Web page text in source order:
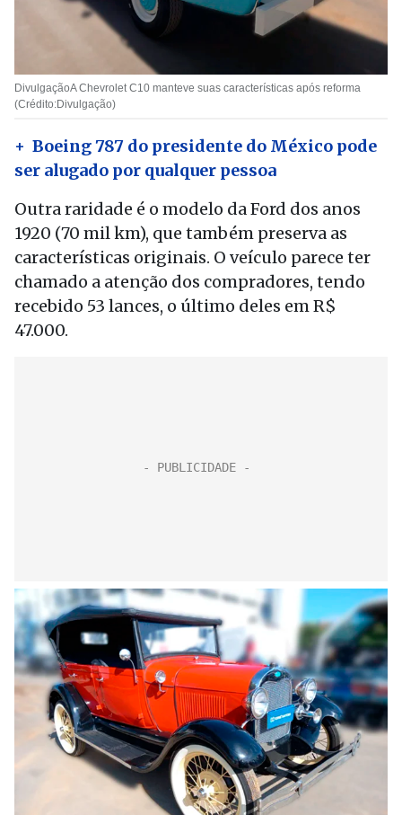
DivulgaçãoA Chevrolet C10 manteve suas características após reforma
(Crédito:Divulgação)
+ Boeing 787 do presidente do México pode
ser alugado por qualquer pessoa
Outra raridade é o modelo da Ford dos anos
1920 (70 mil km), que também preserva as
características originais. O veículo parece ter
chamado a atenção dos compradores, tendo
recebido 53 lances, o último deles em R$
47.000.